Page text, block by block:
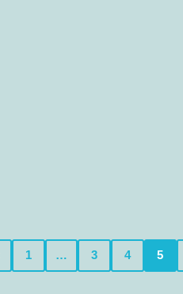
1 … 3 4 5